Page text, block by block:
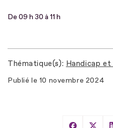
De 09 h 30 à 11 h
Thématique(s) Handicap
Publié le 10 novembre 2024